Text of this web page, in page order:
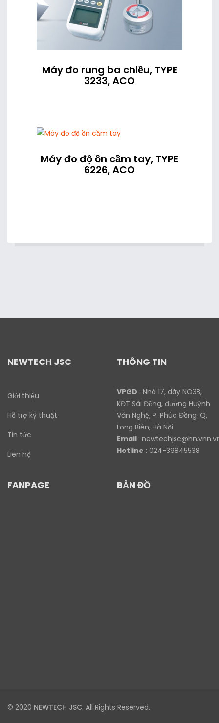
Máy đo rung ba chiều, TYPE
3233, ACO
Máy đo độ ồn cầm tay, TYPE
6226, ACO
NEWTECH JSC
Giới thiệu
Hỗ trợ kỹ thuật
Tin tức
Liên hệ
THÔNG TIN
VPGD : Nhà 17, dãy NO3B,
KĐT Sài Đồng, đường Huỳnh
Văn Nghệ, P. Phúc Đồng, Q.
Long Biên, Hà Nội
Email :
Hotline : 024-39845538
FANPAGE BẢN ĐỒ
© 2020 NEWTECH JSC. All Rights Reserved.